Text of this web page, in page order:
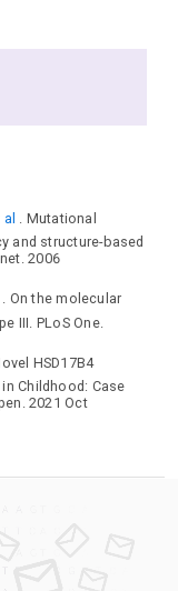
. Mutational
and structure-based
2006
. On the molecular
III. PLoS One.
HSD17B4
Childhood: Case
2021 Oct